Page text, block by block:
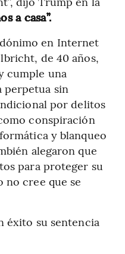
a casa”.
en Internet
de 40 años,
cumple una
perpetua sin
por delitos
conspiración
y blanqueo
alegaron que
para proteger su
no cree que se
éxito su sentencia